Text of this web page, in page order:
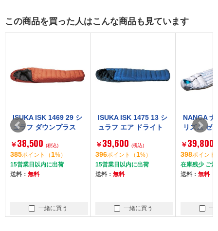
この商品を買った人はこんな商品も見ています
ISUKA ISK 1469 29 シ
ュラフ ダウンプラス
ク
￥38,500 (税込)
385ポイント （ 1%）
15営業日以内に出荷
送料： 無料
一緒に買う
ISUKA ISK 1475 13 シ
ュラフ エア ドライト
ーストーン
￥39,600 (税込)
396ポイント （ 1%）
15営業日以内に出荷
送料： 無料
一緒に買う
NANGA
リズム ゼ
HYTHM
LAR
A022
￥39,800
398ポイント
在庫残少 ご
送料： 無料
一